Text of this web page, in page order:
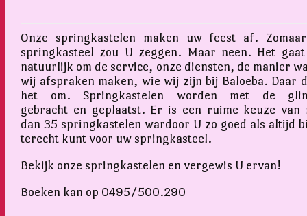
Onze springkastelen maken uw feest af.
springkasteel zou U zeggen. Maar neen. Het
natuurlijk om de service, onze diensten, de manier
wij afspraken maken, wie wij zijn bij Baloeba. Daar
het om. Springkastelen worden met de
gebracht en geplaatst. Er is een ruime keuze van
dan 35 springkastelen wardoor U zo goed als altijd
terecht kunt voor uw springkasteel.
Bekijk onze springkastelen en vergewis U ervan!
Boeken kan op 0495/500.290